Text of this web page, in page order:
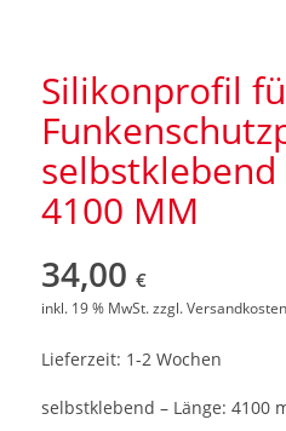
Silikonprofil
selbstklebend
4100 MM
34,00 €
inkl. 19 % MwSt. zzgl.Versandkosten
Lieferzeit: 1-2 Wochen
selbstklebend – Länge: 4100